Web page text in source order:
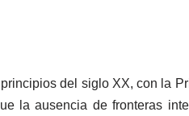
del siglo XX, con la
la ausencia de fronteras